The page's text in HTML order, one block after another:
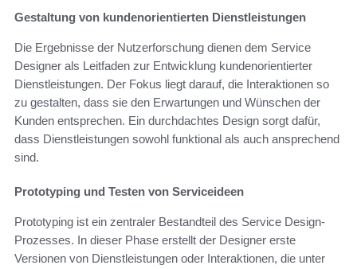
Gestaltung von kundenorientierten Dienstleistungen
Die Ergebnisse der Nutzerforschung dienen dem Service
Designer als Leitfaden zur Entwicklung kundenorientierter
Dienstleistungen. Der Fokus liegt darauf, die Interaktionen so
zu gestalten, dass sie den Erwartungen und Wünschen der
Kunden entsprechen. Ein durchdachtes Design sorgt dafür,
dass Dienstleistungen sowohl funktional als auch ansprechend
sind.
Prototyping und Testen von Serviceideen
Prototyping ist ein zentraler Bestandteil des Service Design-
Prozesses. In dieser Phase erstellt der Designer erste
Versionen von Dienstleistungen oder Interaktionen, die unter